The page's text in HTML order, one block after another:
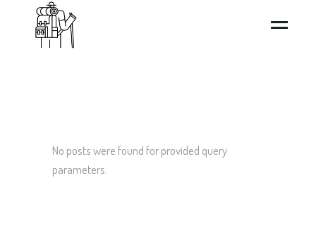
No posts were found for provided query
parameters.